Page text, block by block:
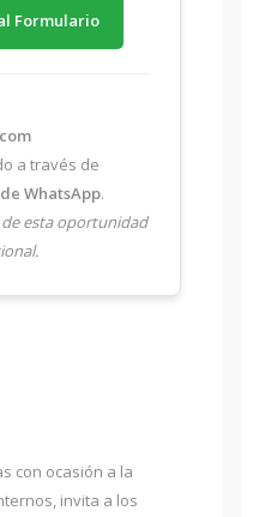
Formulario
a través de
WhatsApp.
esta oportunidad
con ocasión a la
invita a los